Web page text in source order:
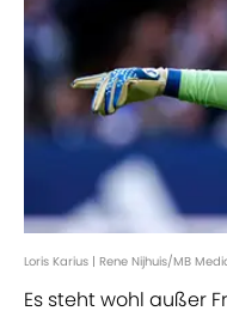
Loris Karius | Rene Nijhuis/MB
Es steht wohl außer